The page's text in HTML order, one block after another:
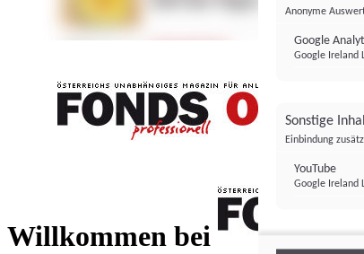
Willkommen bei
FONDS
Anonyme
Google
Google Ireland
Sonstige
Einbindung
YouTube
Google Ireland